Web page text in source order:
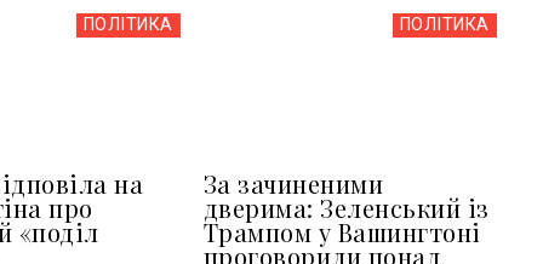
ПОЛІТИКА
на
про
«поділ
ПОЛІТИКА
За зачиненими
дверима: Зеленський із
Трампом у Вашингтоні
проговорили понад